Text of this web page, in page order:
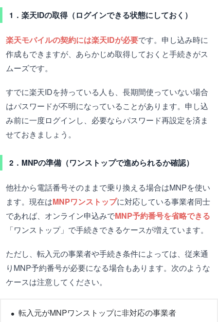
1．楽天IDの取得（ログインできる状態にしておく）
楽天モバイルの契約には楽天IDが必要です。申し込み時に
作成もできますが、あらかじめ取得しておくと手続きがス
ムーズです。
すでに楽天IDを持っている人も、長期間使っていない場合
はパスワードが不明になっていることがあります。申し込
み前に一度ログインし、必要ならパスワード再設定を済ま
せておきましょう。
2．MNPの準備（ワンストップで進められるか確認）
他社から電話番号そのままで乗り換える場合はMNPを使い
ます。現在はMNPワンストップに対応している事業者同士
であれば、オンライン申込みでMNP予約番号を省略できる
「ワンストップ」で手続きできるケースが増えています。
ただし、転入元の事業者や手続き条件によっては、従来通
りMNP予約番号が必要になる場合もあります。次のような
ケースは注意してください。
転入元がMNPワンストップに非対応の事業者